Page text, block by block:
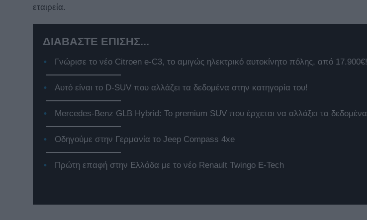
εταιρεία.
ΔΙΑΒΑΣΤΕ ΕΠΙΣΗΣ...
Γνώρισε το νέο Citroen e-C3, το αμιγώς ηλεκτρικό αυτοκίνητο πόλης, από 17.900€!
Αυτό είναι το D-SUV που αλλάζει τα δεδομένα στην κατηγορία του!
Mercedes-Benz GLB Hybrid: Το premium SUV που έρχεται να αλλάξει τα δεδομένα
Οδηγούμε στην Γερμανία το Jeep Compass 4xe
Πρώτη επαφή στην Ελλάδα με το νέο Renault Twingo E-Tech